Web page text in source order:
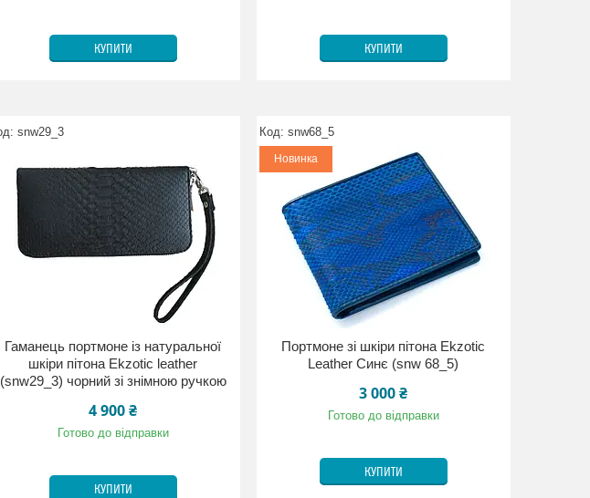
КУПИТИ КУПИТИ
snw29_3
Гаманець портмоне із натуральної
шкіри пітона Ekzotic leather
(snw29_3) чорний зі знімною ручкою
4 900 ₴
Готово до відправки
КУПИТИ
snw68_5
Новинка
Портмоне зі шкіри пітона Ekzotic
Leather Синє (snw 68_5)
3 000 ₴
Готово до відправки
КУПИТИ